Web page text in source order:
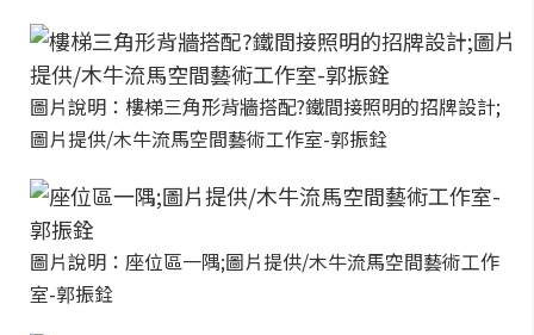
圖片說明：樓梯三角形背牆搭配?鐵間接照明的招牌設計;
圖片提供/木牛流馬空間藝術工作室-郭振銓
圖片說明：座位區一隅;圖片提供/木牛流馬空間藝術工作
室-郭振銓